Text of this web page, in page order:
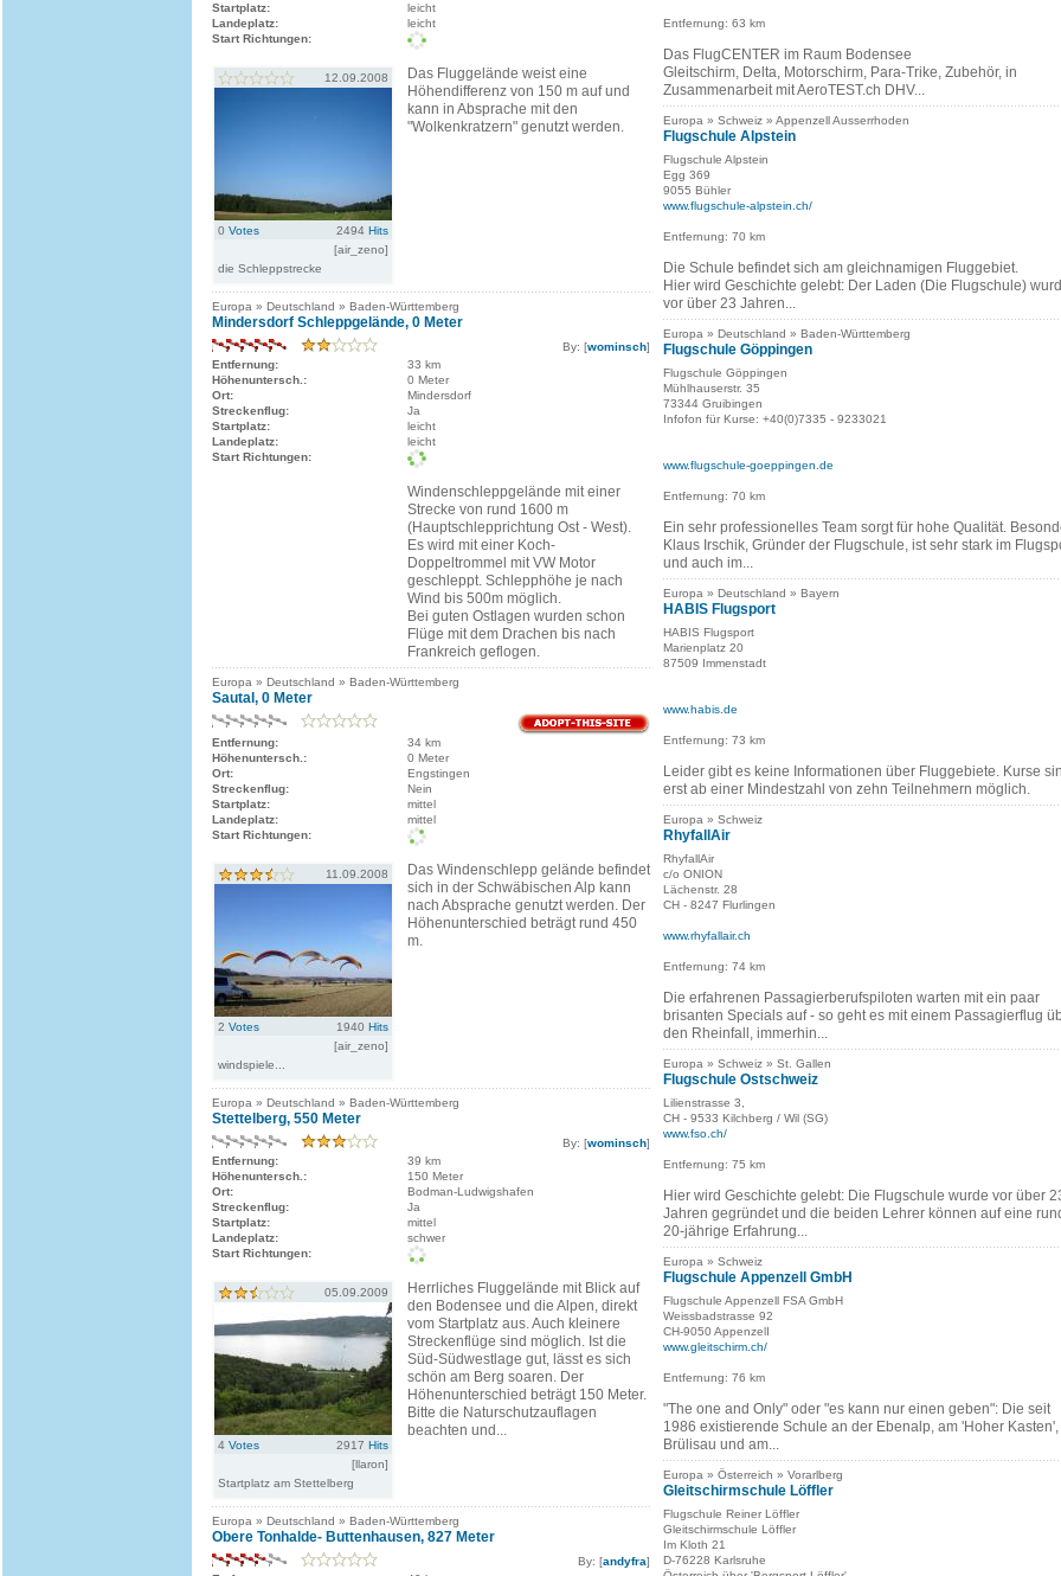
Startplatz:
leicht
Landeplatz:
leicht
Start Richtungen:
12.09.2008
0 Votes 2494 Hits
[air_zeno]
die Schleppstrecke
Das Fluggelände weist eine
Höhendifferenz von 150 m auf und
kann in Absprache mit den
"Wolkenkratzern" genutzt werden.
Europa » Deutschland » Baden-Württemberg
Mindersdorf Schleppgelände, 0 Meter
By: [wominsch]
Entfernung:
33 km
Höhenuntersch.:
0 Meter
Ort:
Mindersdorf
Streckenflug:
Ja
Startplatz:
leicht
Landeplatz:
leicht
Start Richtungen:
Windenschleppgelände mit einer
Strecke von rund 1600 m
(Hauptschlepprichtung Ost - West).
Es wird mit einer Koch-
Doppeltrommel mit VW Motor
geschleppt. Schlepphöhe je nach
Wind bis 500m möglich.
Bei guten Ostlagen wurden schon
Flüge mit dem Drachen bis nach
Frankreich geflogen.
Europa » Deutschland » Baden-Württemberg
Sautal, 0 Meter
Entfernung:
34 km
Höhenuntersch.:
0 Meter
Ort:
Engstingen
Streckenflug:
Nein
Startplatz:
mittel
Landeplatz:
mittel
Start Richtungen:
11.09.2008
2 Votes 1940 Hits
[air_zeno]
windspiele...
Das Windenschlepp gelände befindet
sich in der Schwäbischen Alp kann
nach Absprache genutzt werden. Der
Höhenunterschied beträgt rund 450
m.
Europa » Deutschland » Baden-Württemberg
Stettelberg, 550 Meter
By: [wominsch]
Entfernung:
39 km
Höhenuntersch.:
150 Meter
Ort:
Bodman-Ludwigshafen
Streckenflug:
Ja
Startplatz:
mittel
Landeplatz:
schwer
Start Richtungen:
05.09.2009
4 Votes 2917 Hits
[llaron]
Startplatz am Stettelberg
Herrliches Fluggelände mit Blick auf
den Bodensee und die Alpen, direkt
vom Startplatz aus. Auch kleinere
Streckenflüge sind möglich. Ist die
Süd-Südwestlage gut, lässt es sich
schön am Berg soaren. Der
Höhenunterschied beträgt 150 Meter.
Bitte die Naturschutzauflagen
beachten und...
Europa » Deutschland » Baden-Württemberg
Obere Tonhalde- Buttenhausen, 827 Meter
By: [andyfra]
Entfernung: 63 km
Das FlugCENTER im Raum Bodensee
Gleitschirm, Delta, Motorschirm, Para-Trike, Zubehör, in
Zusammenarbeit mit AeroTEST.ch DHV...
Europa » Schweiz » Appenzell Ausserrhoden
Flugschule Alpstein
Flugschule Alpstein
Egg 369
9055 Bühler
www.flugschule-alpstein.ch/
Entfernung: 70 km
Die Schule befindet sich am gleichnamigen Fluggebiet.
Hier wird Geschichte gelebt: Der Laden (Die Flugschule)
vor über 23 Jahren...
Europa » Deutschland » Baden-Württemberg
Flugschule Göppingen
Flugschule Göppingen
Mühlhauserstr. 35
73344 Gruibingen
Infofon für Kurse: +40(0)7335 - 9233021
www.flugschule-goeppingen.de
Entfernung: 70 km
Ein sehr professionelles Team sorgt für hohe Qualität.
Klaus Irschik, Gründer der Flugschule, ist sehr stark im
und auch im...
Europa » Deutschland » Bayern
HABIS Flugsport
HABIS Flugsport
Marienplatz 20
87509 Immenstadt
www.habis.de
Entfernung: 73 km
Leider gibt es keine Informationen über Fluggebiete. Kurse
erst ab einer Mindestzahl von zehn Teilnehmern möglich.
Europa » Schweiz
RhyfallAir
RhyfallAir
c/o ONION
Lächenstr. 28
CH - 8247 Flurlingen
www.rhyfallair.ch
Entfernung: 74 km
Die erfahrenen Passagierberufspiloten warten mit ein paar
brisanten Specials auf - so geht es mit einem Passagierflug
den Rheinfall, immerhin...
Europa » Schweiz » St. Gallen
Flugschule Ostschweiz
Lilienstrasse 3,
CH - 9533 Kilchberg / Wil (SG)
www.fso.ch/
Entfernung: 75 km
Hier wird Geschichte gelebt: Die Flugschule wurde vor über
Jahren gegründet und die beiden Lehrer können auf eine
20-jährige Erfahrung...
Europa » Schweiz
Flugschule Appenzell GmbH
Flugschule Appenzell FSA GmbH
Weissbadstrasse 92
CH-9050 AppenzelI
www.gleitschirm.ch/
Entfernung: 76 km
"The one and Only" oder "es kann nur einen geben": Die seit
1986 existierende Schule an der Ebenalp, am 'Hoher
Brülisau und am...
Europa » Österreich » Vorarlberg
Gleitschirmschule Löffler
Flugschule Reiner Löffler
Gleitschirmschule Löffler
Im Kloth 21
D-76228 Karlsruhe